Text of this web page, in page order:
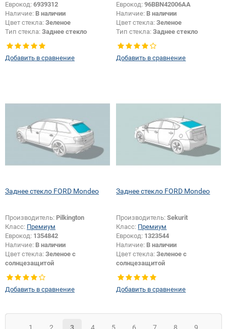
Еврокод: 6939312
Наличие: В наличии
Цвет стекла: Зеленое
Тип стекла: Заднее стекло
Добавить в сравнение
Еврокод:96BBN42006AA
Наличие: В наличии
Цвет стекла:Зеленое
Тип стекла:Заднее стекло
Появление или изменение
шелкографии:
Добавить в сравнение
Заднее стекло FORD Mondeo
Производитель: Pilkington
Класс: Премиум
Еврокод: 1354842
Наличие: В наличии
Цвет стекла: Зеленое с
солнцезащитой
Добавить в сравнение
Заднее стекло FORD Mondeo
Производитель:Sekurit
Класс: Премиум
Еврокод: 1323544
Наличие: В наличии
Цвет стекла:Зеленое с
солнцезащитой
Изменение размера:
Добавить в сравнение